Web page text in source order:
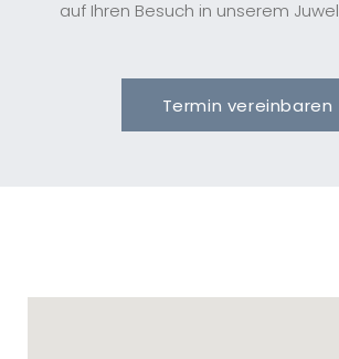
auf Ihren Besuch in unserem
Termin vereinbaren